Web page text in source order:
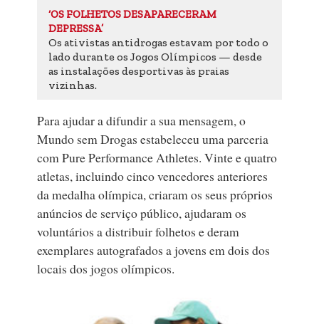
‘OS FOLHETOS DESAPARECERAM
DEPRESSA’
Os ativistas antidrogas estavam por todo o
lado durante os Jogos Olímpicos — desde
as instalações desportivas às praias
vizinhas.
Para ajudar a difundir a sua mensagem, o
Mundo sem Drogas estabeleceu uma parceria
com Pure Performance Athletes. Vinte e quatro
atletas, incluindo cinco vencedores anteriores
da medalha olímpica, criaram os seus próprios
anúncios de serviço público, ajudaram os
voluntários a distribuir folhetos e deram
exemplares autografados a jovens em dois dos
locais dos jogos olímpicos.